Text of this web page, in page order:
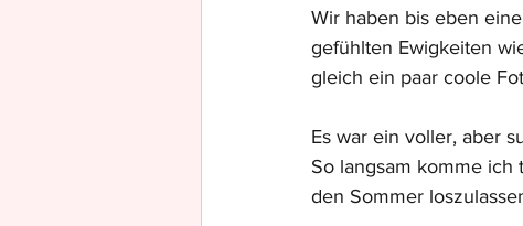
Wir haben bis eben
gefühlten Ewigkeiten
gleich ein paar coole
Es war ein voller, aber
So langsam komme ich
den Sommer